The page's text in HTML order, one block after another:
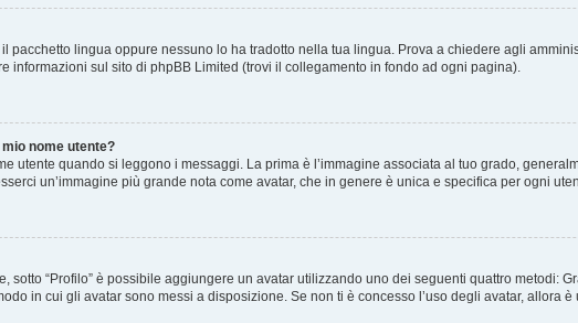
pacchetto lingua oppure nessuno lo ha tradotto nella tua lingua. Prova a chiedere agli
informazioni sul sito di phpBB Limited (trovi il collegamento in fondo ad ogni pagina).
nome utente?
utente quando si leggono i messaggi. La prima è l’immagine associata al tuo grado,
un’immagine più grande nota come avatar, che in genere è unica e specifica per ogni
sotto “Profilo” è possibile aggiungere un avatar utilizzando uno dei seguenti quattro metodi:
in cui gli avatar sono messi a disposizione. Se non ti è concesso l’uso degli avatar, allora